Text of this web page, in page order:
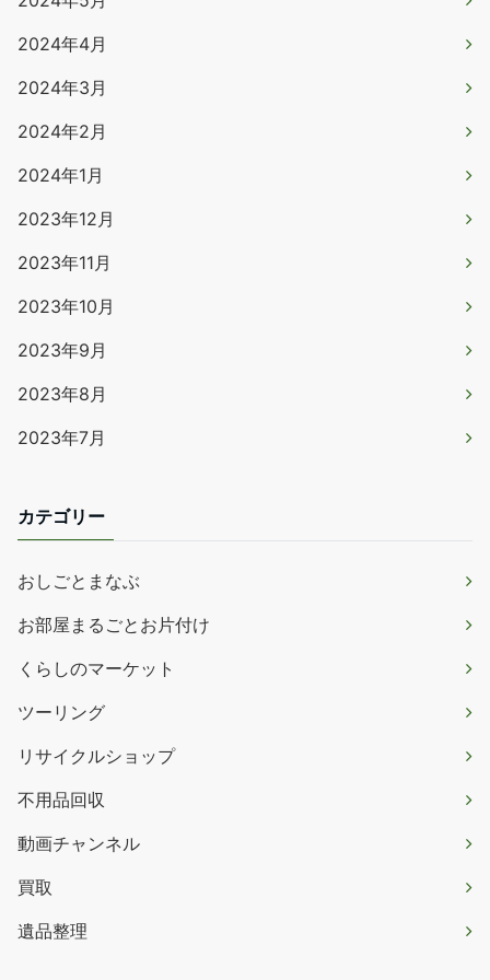
2024年4月
2024年3月
2024年2月
2024年1月
2023年12月
2023年11月
2023年10月
2023年9月
2023年8月
2023年7月
カテゴリー
おしごとまなぶ
お部屋まるごとお片付け
くらしのマーケット
ツーリング
リサイクルショップ
不用品回収
動画チャンネル
買取
遺品整理